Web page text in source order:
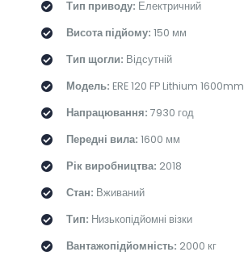
Тип приводу: Електричний
Висота підйому: 150 мм
Тип щогли: Відсутній
Модель: ERE 120 FP Lithium 1600mm
Напрацювання: 7930 год
Передні вила: 1600 мм
Рік виробництва: 2018
Стан: Вживаний
Тип: Низькопідйомні візки
Вантажопідйомність: 2000 кг